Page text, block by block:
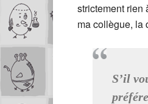
strictement rien
ma collègue, la
S’il